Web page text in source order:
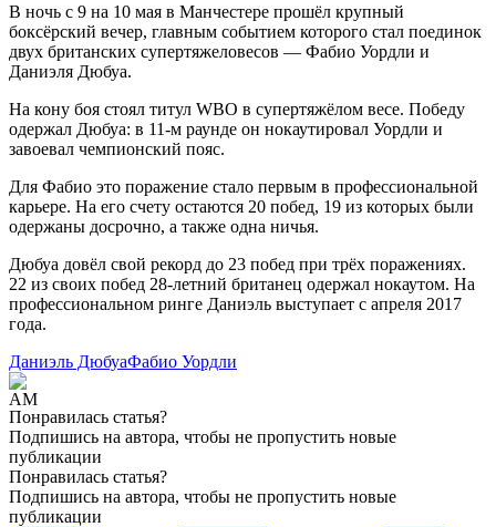
В ночь с 9 на 10 мая в Манчестере прошёл крупный
боксёрский вечер, главным событием которого стал поединок
двух британских супертяжеловесов — Фабио Уордли и
Даниэля Дюбуа.
На кону боя стоял титул WBO в супертяжёлом весе. Победу
одержал Дюбуа: в 11-м раунде он нокаутировал Уордли и
завоевал чемпионский пояс.
Для Фабио это поражение стало первым в профессиональной
карьере. На его счету остаются 20 побед, 19 из которых были
одержаны досрочно, а также одна ничья.
Дюбуа довёл свой рекорд до 23 побед при трёх поражениях.
22 из своих побед 28-летний британец одержал нокаутом. На
профессиональном ринге Даниэль выступает с апреля 2017
года.
Даниэль ДюбуаФабио Уордли
Понравилась статья?
Подпишись на автора, чтобы не пропустить новые
публикации
Понравилась статья?
Подпишись на автора, чтобы не пропустить новые
публикации